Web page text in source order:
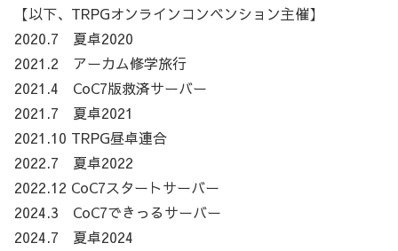
【以下、TRPGオンラインコンベンション主催】
2020.7 夏卓2020
2021.2 アーカム修学旅行
2021.4 CoC7版救済サーバー
2021.7 夏卓2021
2021.10 TRPG昼卓連合
2022.7 夏卓2022
2022.12 CoC7スタートサーバー
2024.3 CoC7できっるサーバー
2024.7 夏卓2024